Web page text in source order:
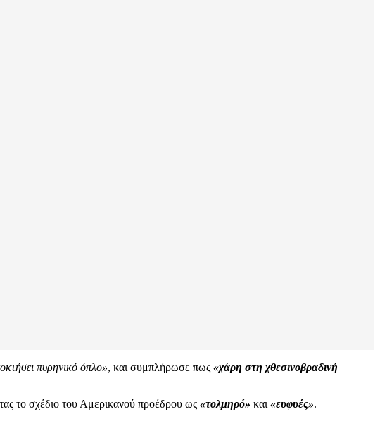
πυρηνικό όπλο», και συμπλήρωσε πως «χάρη στη χθεσινοβραδινή
το σχέδιο του Αμερικανού προέδρου ως «τολμηρό» και «ευφυές».